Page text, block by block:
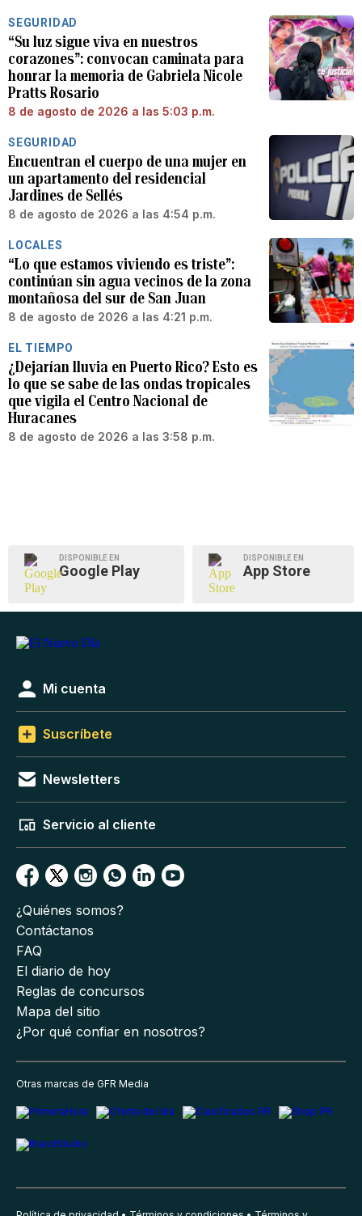
SEGURIDAD
“Su luz sigue viva en nuestros
corazones”: convocan caminata para
honrar la memoria de Gabriela Nicole
Pratts Rosario
8 de agosto de 2026 a las 5:03 p.m.
SEGURIDAD
Encuentran el cuerpo de una mujer en
un apartamento del residencial
Jardines de Sellés
8 de agosto de 2026 a las 4:54 p.m.
LOCALES
“Lo que estamos viviendo es triste”:
continúan sin agua vecinos de la zona
montañosa del sur de San Juan
8 de agosto de 2026 a las 4:21 p.m.
EL TIEMPO
¿Dejarían lluvia en Puerto Rico? Esto es
lo que se sabe de las ondas tropicales
que vigila el Centro Nacional de
Huracanes
8 de agosto de 2026 a las 3:58 p.m.
DISPONIBLE EN
Google Play
DISPONIBLE EN
App Store
Mi cuenta
Suscríbete
Newsletters
Servicio al cliente
¿Quiénes somos?
Contáctanos
FAQ
El diario de hoy
Reglas de concursos
Mapa del sitio
¿Por qué confiar en nosotros?
Otras marcas de GFR Media